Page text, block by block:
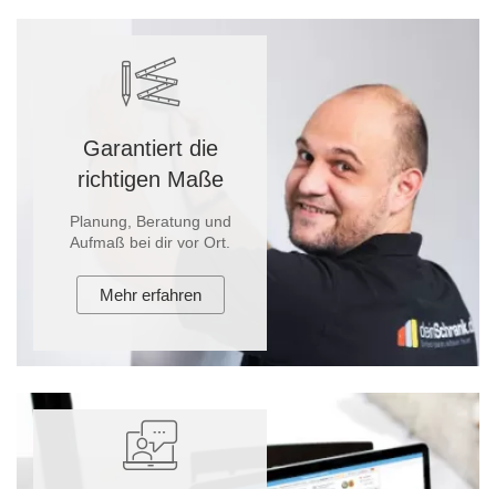
Garantiert die
richtigen Maße
Planung, Beratung und
Aufmaß bei dir vor Ort.
Mehr erfahren